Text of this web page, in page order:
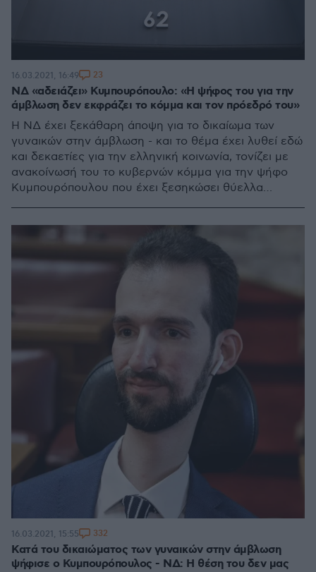
ΝΔ «αδειάζει» Κυμπουρόπουλο: «Η ψήφος του για την
άμβλωση δεν εκφράζει το κόμμα και τον πρόεδρό του»
Η ΝΔ έχει ξεκάθαρη άποψη για το δικαίωμα των
γυναικών στην άμβλωση - και το θέμα έχει λυθεί εδώ
και δεκαετίες για την ελληνική κοινωνία, τονίζει με
ανακοίνωσή του το κυβερνών κόμμα για την ψήφο
Κυμπουρόπουλου που έχει ξεσηκώσει θύελλα
16.03.2021, 16:49 23
Κατά του δικαιώματος των γυναικών στην άμβλωση
ψήφισε ο Κυμπουρόπουλος - ΝΔ: Η θέση του δεν μας
16.03.2021, 15:55 332